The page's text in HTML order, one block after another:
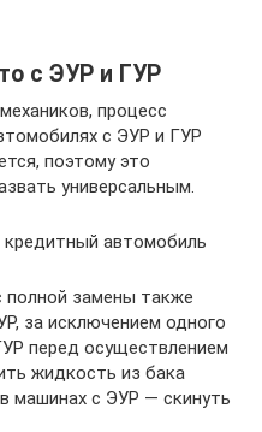
с ЭУР и ГУР
процесс
с ЭУР и ГУР
поэтому это
универсальным.
кредитный автомобиль
полной замены также
за исключением одного
перед осуществлением
жидкость из бака
машинах с ЭУР — скинуть